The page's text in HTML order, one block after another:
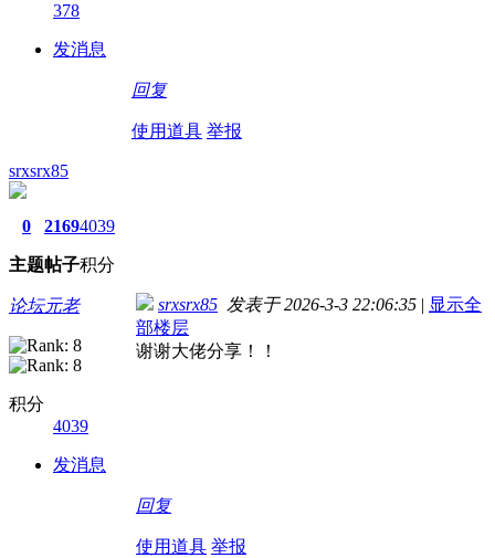
378
发消息
回复
使用道具 举报
srxsrx85
0
主题
2169
帖子
4039
积分
论坛元老
积分
4039
发消息
srxsrx85 发表于 2026-3-3 22:06:35 | 显示全
部楼层
谢谢大佬分享！！
回复
使用道具 举报